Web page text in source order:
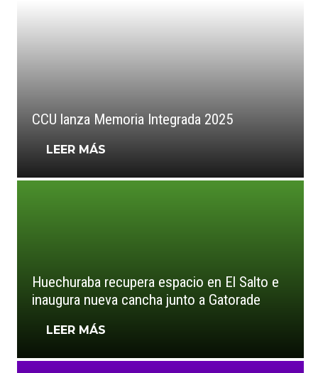
CCU lanza Memoria Integrada 2025
LEER MÁS
Huechuraba recupera espacio en El Salto e
inaugura nueva cancha junto a Gatorade
LEER MÁS